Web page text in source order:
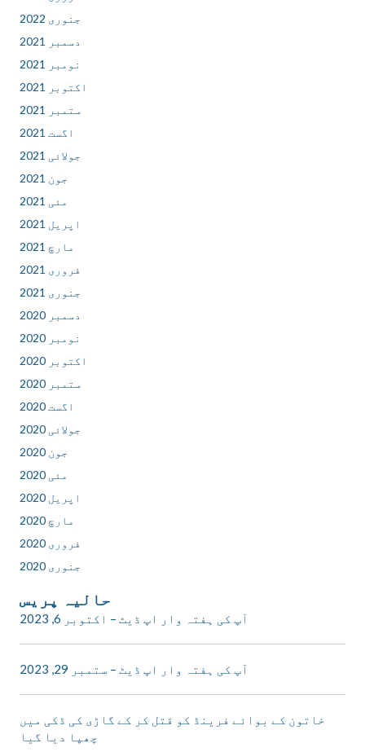
جنوری 2022
دسمبر 2021
نومبر 2021
اکتوبر 2021
ستمبر 2021
اگست 2021
جولائی 2021
جون 2021
مئی 2021
اپریل 2021
مارچ 2021
فروری 2021
جنوری 2021
دسمبر 2020
نومبر 2020
اکتوبر 2020
ستمبر 2020
اگست 2020
جولائی 2020
جون 2020
مئی 2020
اپریل 2020
مارچ 2020
فروری 2020
جنوری 2020
حالیہ پریس
آپ کی ہفتہ وار اپ ڈیٹ – اکتوبر 6, 2023
آپ کی ہفتہ وار اپ ڈیٹ – ستمبر 29, 2023
خاتون کے بوائے فرینڈ کو قتل کر کے گاڑی کی ڈکی میں
چھپا دیا گیا